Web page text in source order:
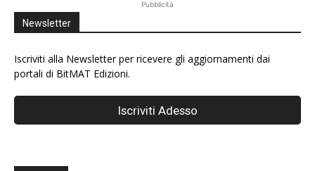
Pubblicità
Newsletter
Iscriviti alla Newsletter per ricevere gli aggiornamenti dai
portali di BitMAT Edizioni.